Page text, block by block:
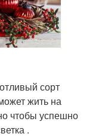
сорт
жить на
чтобы успешно
.